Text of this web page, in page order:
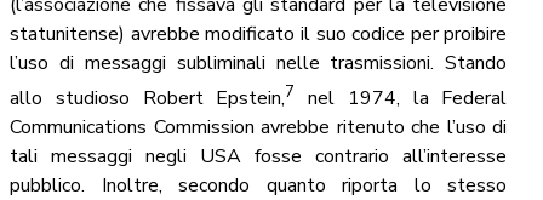
statunitense) avrebbe modificato il suo codice per proibire
l’uso di messaggi subliminali nelle trasmissioni. Stando
allo studioso Robert Epstein,7
nel 1974, la Federal
Communications Commission avrebbe ritenuto che l’uso di
tali messaggi negli USA fosse contrario all’interesse
pubblico. Inoltre, secondo quanto riporta lo stesso